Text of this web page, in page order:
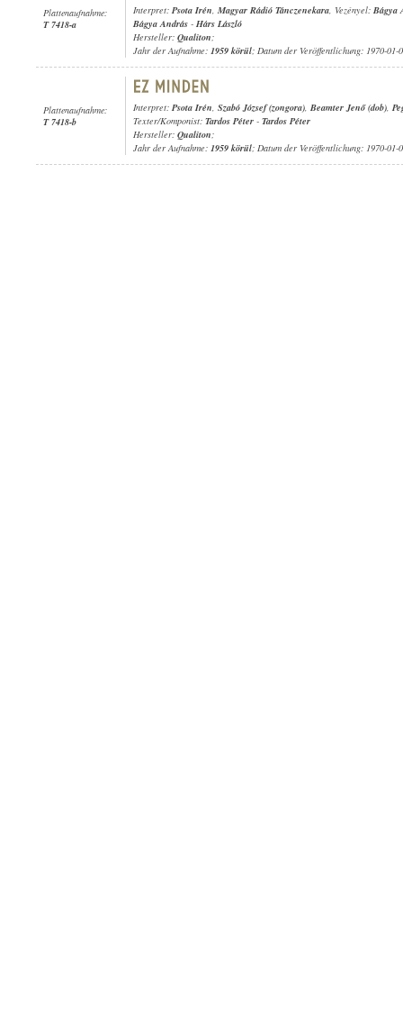
Plattenaufnahme:
T 7418-a
Interpret: Psota Irén, Magyar Rádió Tánczenekara, Vezényel: Bágya
Bágya András - Hárs László
Hersteller: Qualiton;
Jahr der Aufnahme: 1959 körül; Datum der Veröffentlichung: 1970-01-
Plattenaufnahme:
T 7418-b
Interpret: Psota Irén, Szabó József (zongora), Beamter Jenő (dob),
Texter/Komponist: Tardos Péter - Tardos Péter
Hersteller: Qualiton;
Jahr der Aufnahme: 1959 körül; Datum der Veröffentlichung: 1970-01-